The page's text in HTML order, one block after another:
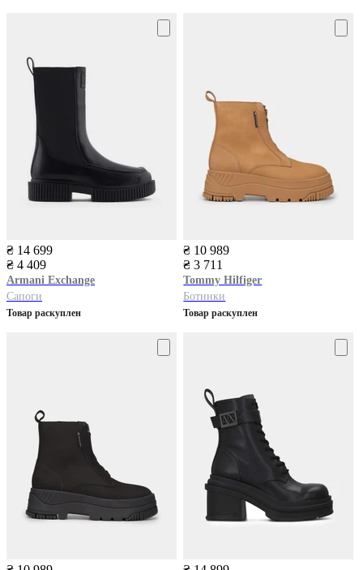
₴ 14 699
₴ 4 409
Armani Exchange
Сапоги
Товар раскуплен
₴ 10 989
₴ 3 711
Tommy Hilfiger
Ботинки
Товар раскуплен